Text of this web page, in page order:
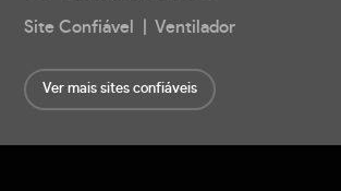
Site Confiável | Ventilador
Ver mais sites confiáveis